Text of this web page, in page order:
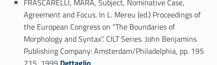
FRASCARELLI, MARA, Subject, Nominative Case,
Agreement and Focus. In L. Mereu (ed.) Proceedings of
the European Congress on “The Boundaries of
Morphology and Syntax”. CILT Series. John Benjamins
Publishing Company: Amsterdam/Philadelphia, pp. 195
Link identifier #identifier_person_178551-87